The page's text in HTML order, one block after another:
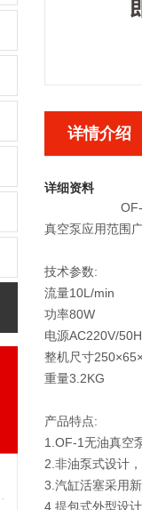
详情介绍
详细资料
真空泵应用范围
技术参数:
流量10L/min
功率80W
电源AC220V/
整机尺寸
重量3.2KG
产品特点:
1.OF-1无油真空
2.非油泵式设计
3.汽缸活塞采用
4.提包式外型设